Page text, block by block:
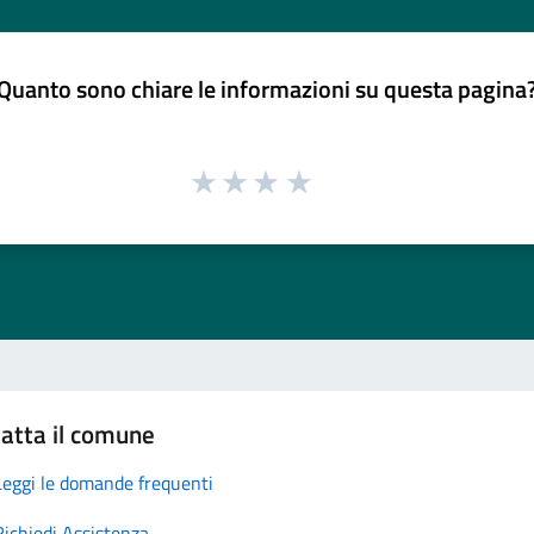
sono chiare le informazioni su questa
il comune
le domande frequenti